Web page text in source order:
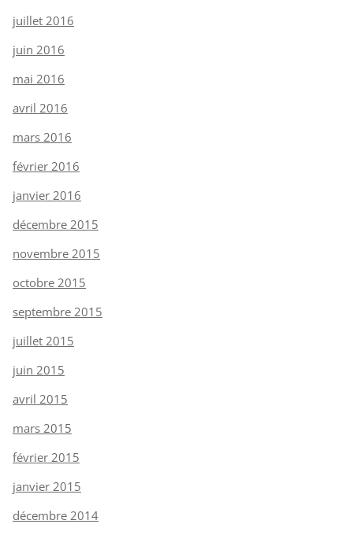
juillet 2016
juin 2016
mai 2016
avril 2016
mars 2016
février 2016
janvier 2016
décembre 2015
novembre 2015
octobre 2015
septembre 2015
juillet 2015
juin 2015
avril 2015
mars 2015
février 2015
janvier 2015
décembre 2014